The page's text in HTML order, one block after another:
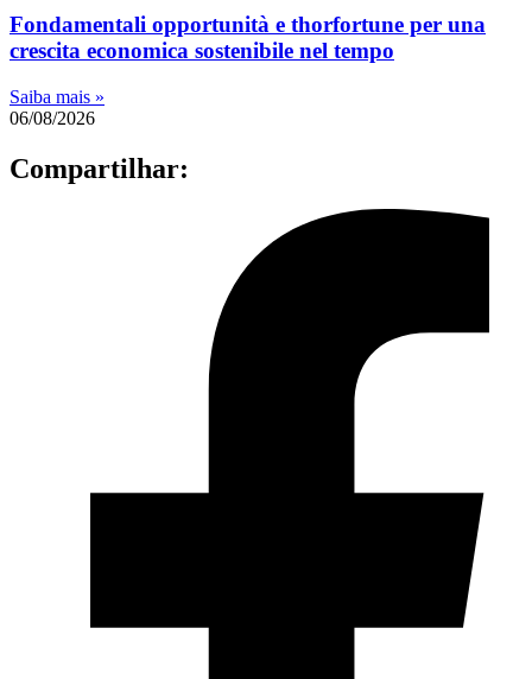
Fondamentali opportunità e thorfortune per una
crescita economica sostenibile nel tempo
Saiba mais »
06/08/2026
Compartilhar: